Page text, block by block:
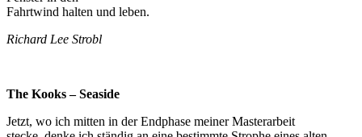
Fahrtwind halten und leben.
Richard Lee Strobl
The Kooks – Seaside
Jetzt, wo ich mitten in der Endphase meiner Masterarbeit